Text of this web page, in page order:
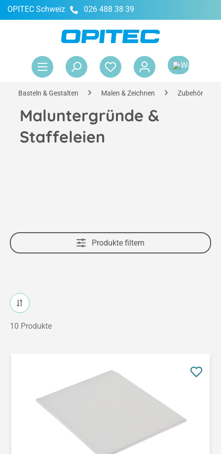
springen
OPITEC Schweiz 026 488 38 39
Basteln & Gestalten Malen & Zeichnen Zubehör
Maluntergründe &
Staffeleien
Produkte filtern
10 Produkte